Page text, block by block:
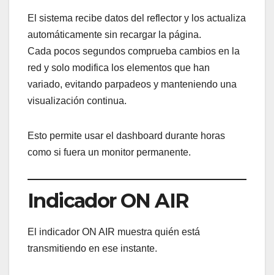
El sistema recibe datos del reflector y los actualiza
automáticamente sin recargar la página.
Cada pocos segundos comprueba cambios en la
red y solo modifica los elementos que han
variado, evitando parpadeos y manteniendo una
visualización continua.
Esto permite usar el dashboard durante horas
como si fuera un monitor permanente.
Indicador ON AIR
El indicador ON AIR muestra quién está
transmitiendo en ese instante.